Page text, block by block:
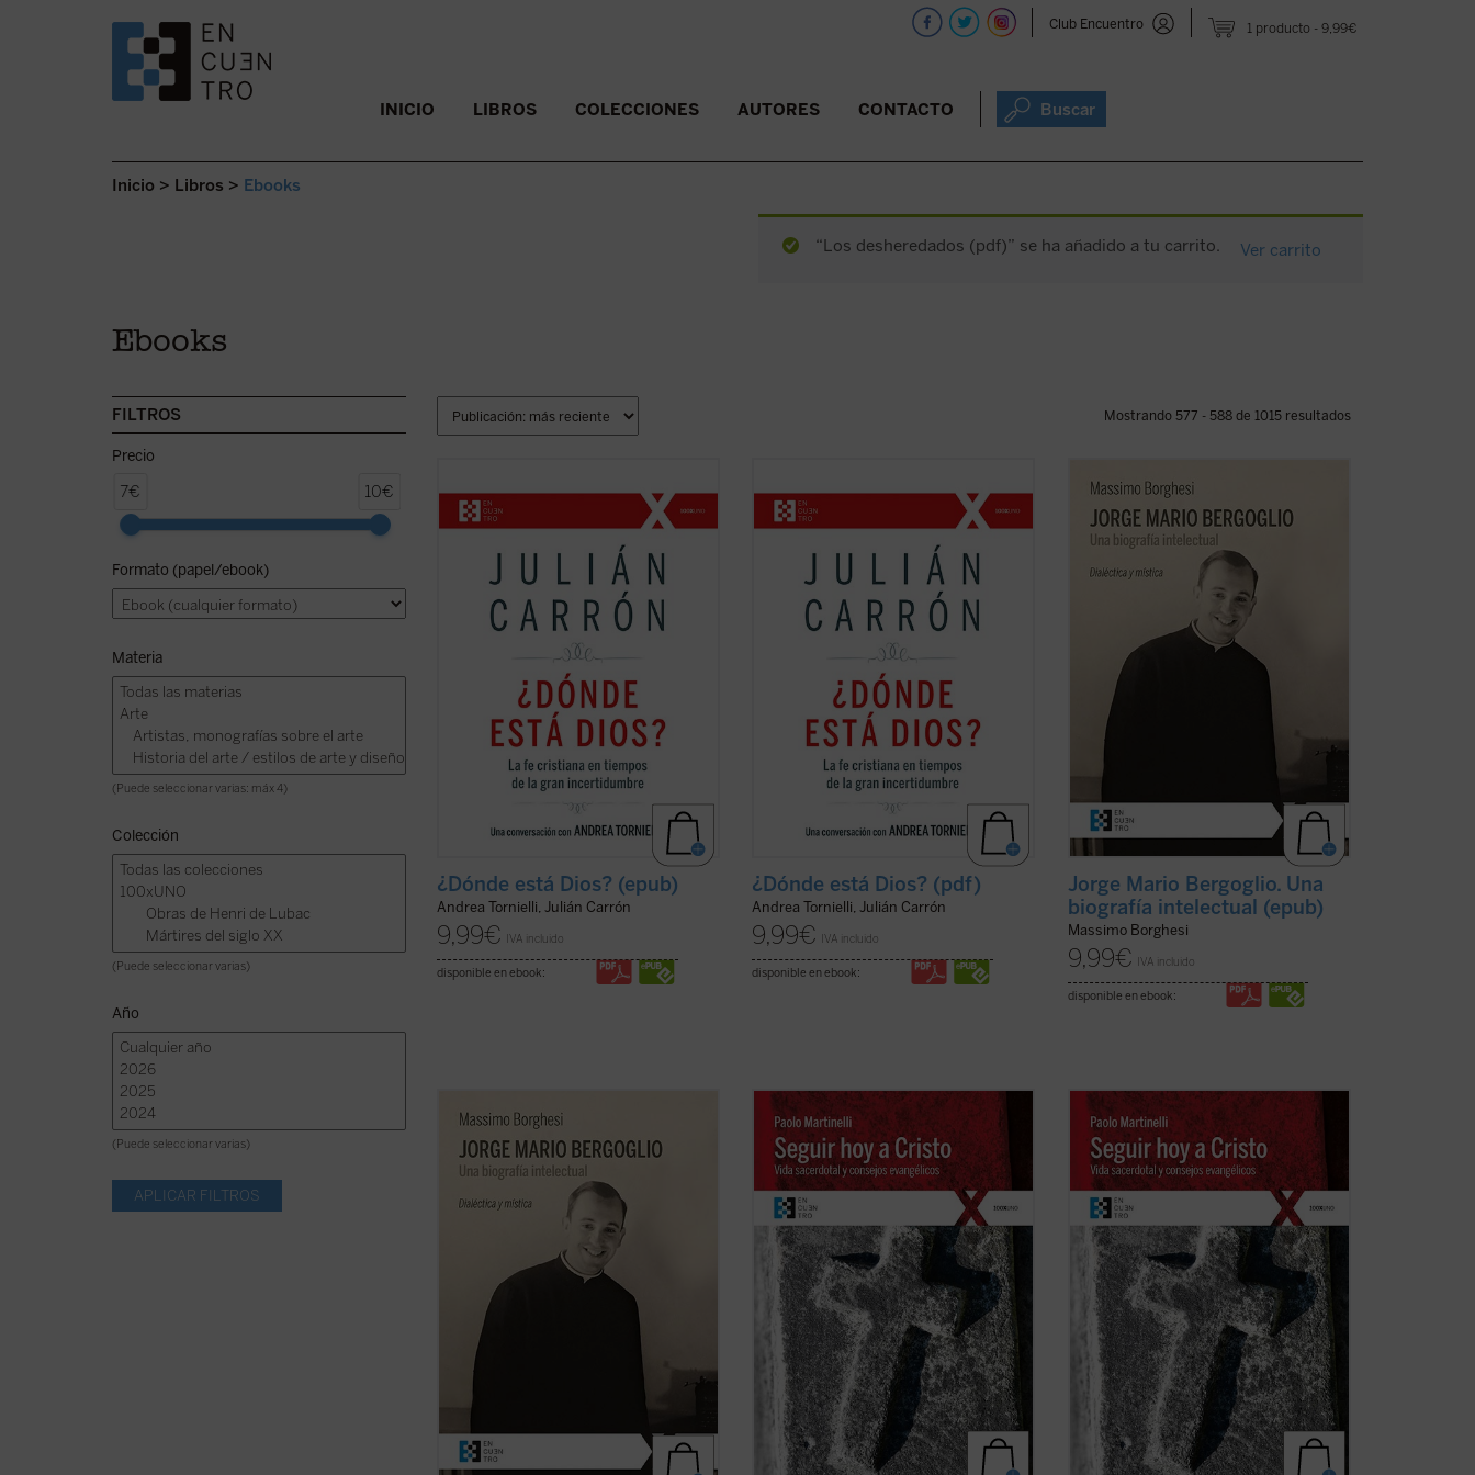
1 producto 9,99€
Club Encuentro
SALTAR AL CONTENIDO. INICIO LIBROS COLECCIONES AUTORES CONTACTO Buscar
Inicio > Libros > Ebooks
“Los desheredados (pdf)” se ha añadido a tu carrito. Ver carrito
Ebooks
FILTROS
Precio
7€ 10€
Formato (papel/ebook)
Materia
(Puede seleccionar varias: máx 4)
Colección
(Puede seleccionar varias)
Año
(Puede seleccionar varias)
Mostrando 577 - 588 de 1015 resultados
En intenso y lúcido diálogo con el
conocido vaticanista Andrea Tornielli,
Julián Carrón --responsable de Comunión
y Liberación desde hace trece años--
responde a estas y otras muchas
cuestiones sobre el núcleo esencial de la
fe cristiana, ...
(ver ficha)
¿Dónde está Dios? (epub)
Andrea Tornielli, Julián Carrón
9,99€ IVA incluido
disponible en ebook:
En intenso y lúcido diálogo con el
conocido vaticanista Andrea Tornielli,
Julián Carrón --responsable de Comunión
y Liberación desde hace trece años--
responde a estas y otras muchas
cuestiones sobre el núcleo esencial de la
fe cristiana, ...
(ver ficha)
¿Dónde está Dios? (pdf)
Andrea Tornielli, Julián Carrón
9,99€ IVA incluido
disponible en ebook:
Se presenta por primera vez al lector
una exposición y un análisis detallado de
la formación intelectual de Jorge Mario
Bergoglio, lo que permite comprender la
mirada amplia y de carácter poliédrico
que marca el actual pontificado del papa
Jorge Mario Bergoglio. Una
biografía intelectual (epub)
Massimo Borghesi
9,99€ IVA incluido
disponible en ebook:
Se presenta por primera vez al lector
una exposición y un análisis detallado de
la formación intelectual de Jorge Mario
Bergoglio, lo que permite comprender la
mirada amplia y de carácter poliédrico
que marca el actual pontificado del papa
Este libro, cuyo origen son unos
ejercicios espirituales dirigidos a
sacerdotes, se ofrece como un
instrumento altamente valioso de
reflexión para todo cristiano --cualquiera
que sea su estado de vida-- sobre los
consejos evangélicos (pobreza, ...
(ver
ficha)
Este libro, cuyo origen son unos
ejercicios espirituales dirigidos a
sacerdotes, se ofrece como un
instrumento altamente valioso de
reflexión para todo cristiano --cualquiera
que sea su estado de vida-- sobre los
consejos evangélicos (pobreza, ...
(ver
ficha)